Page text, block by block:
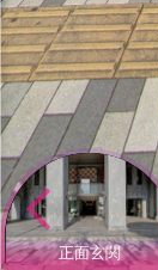
正面玄関